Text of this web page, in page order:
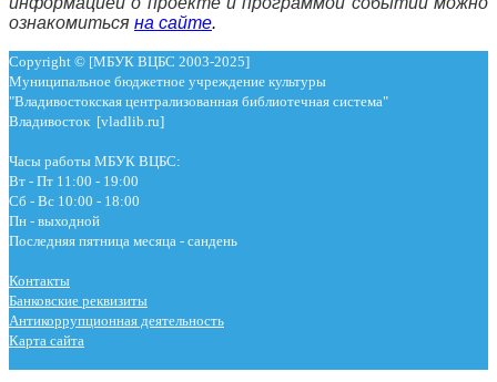
ознакомиться на сайте.
Copyright © [МБУК ВЦБС 2003-2025]
Муниципальное бюджетное учреждение культуры
"Владивостокская централизованная библиотечная система"
Владивосток [vladlib.ru]
Часы работы МБУК ВЦБС:
Вт - Пт 11:00 - 19:00
Сб - Вс 10:00 - 18:00
Пн - выходной
Последняя пятница месяца - сандень
Контакты
Банковские реквизиты
Антикоррупционная деятельность
Карта сайта